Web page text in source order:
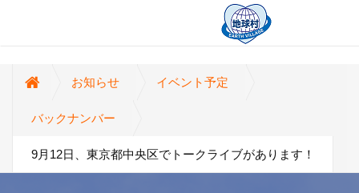
お知らせ イベント予定
バックナンバー
9月12日、東京都中央区でトークライブがあります！